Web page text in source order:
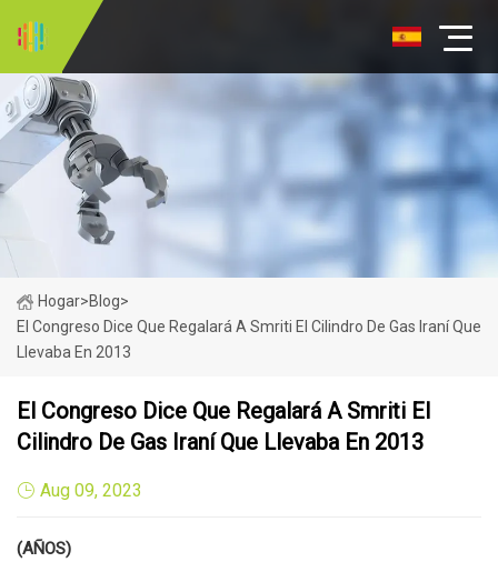
Hogar>Blog>
El Congreso Dice Que Regalará A Smriti El Cilindro De Gas Iraní Que
Llevaba En 2013
El Congreso Dice Que Regalará A Smriti El
Cilindro De Gas Iraní Que Llevaba En 2013
Aug 09, 2023
(AÑOS)